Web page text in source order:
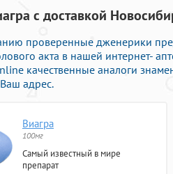
с доставкой
проверенные дженерики
акта в нашей интернет-
качественные аналоги
адрес.
Виагра
100мг
Самый известный в мире
препарат